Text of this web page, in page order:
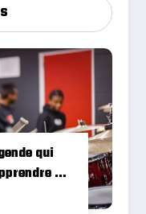
qui
la